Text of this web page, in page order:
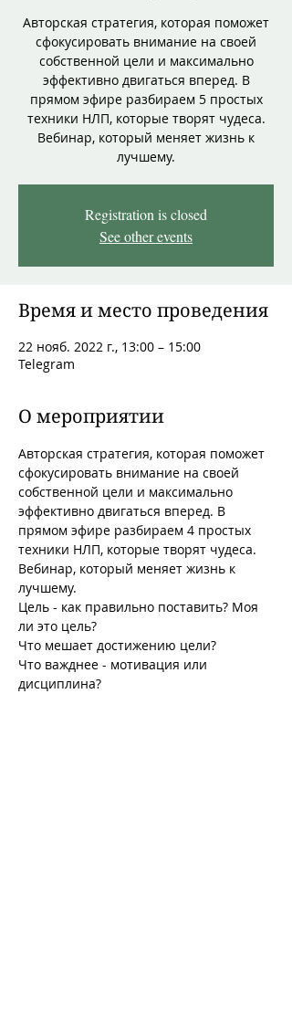
Авторская стратегия, которая поможет
сфокусировать внимание на своей
собственной цели и максимально
эффективно двигаться вперед. В
прямом эфире разбираем 5 простых
техники НЛП, которые творят чудеса.
Вебинар, который меняет жизнь к
лучшему.
Registration is closed
See other events
Время и место проведения
22 нояб. 2022 г., 13:00 – 15:00
Telegram
О мероприятии
Авторская стратегия, которая поможет
сфокусировать внимание на своей
собственной цели и максимально
эффективно двигаться вперед. В
прямом эфире разбираем 4 простых
техники НЛП, которые творят чудеса.
Вебинар, который меняет жизнь к
лучшему.
Цель - как правильно поставить? Моя
ли это цель?
Что мешает достижению цели?
Что важднее - мотивация или
дисциплина?